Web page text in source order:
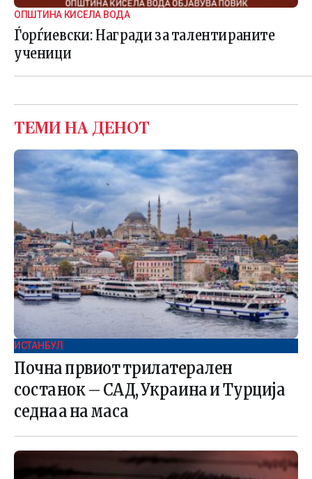
ОПШТИНА КИСЕЛА ВОДА
Ѓорѓиевски: Награди за талентираните
ученици
ТЕМИ НА ДЕНОТ
ИСТАНБУЛ
Почна првиот трилатерален
состанок – САД, Украина и Турција
седнаа на маса